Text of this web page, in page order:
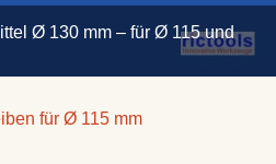
Ø 130 mm – für Ø 115 und
für Ø 115 mm